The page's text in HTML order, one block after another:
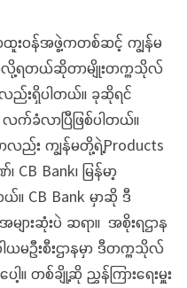
ထူးဝန်အဖွဲ့ကတစ်ဆင့် ကျွန်မ
ရတယ်ဆိုတာမျိုးတက္ကသိုလ်
ည်းရှိပါတယ်။ ခုဆိုရင်
လက်ခံလာပြီဖြစ်ပါတယ်။
ည်း ကျွန်မတို့ရဲ့Products
Bank၊ မြန်မာ့
CB Bank မှာဆို ဒီ
းဆုံးပဲ ဆရာ။ အစိုးရဌာန
ယမဦးစီးဌာနမှာ ဒီတက္ကသိုလ်
။ တစ်ချို့ဆို ညွှန်ကြားရေးမှူး